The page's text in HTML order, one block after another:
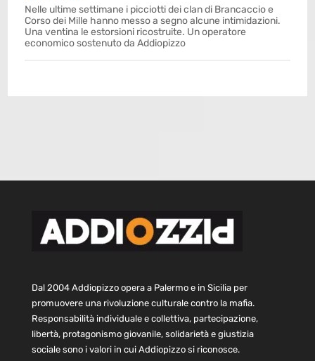
Nelle ultime settimane i picciotti dei clan di Brancaccio e
Corso dei Mille hanno messo a segno alcune intimidazioni.
Una ventina le estorsioni ricostruite. Un operatore
economico sostenuto da Addiopizzo
Dal 2004 Addiopizzo opera a Palermo e in Sicilia per
promuovere una rivoluzione culturale contro la mafia.
Responsabilità individuale e collettiva, partecipazione,
libertà, protagonismo giovanile, solidarietà e giustizia
sociale sono i valori in cui Addiopizzo si riconosce.